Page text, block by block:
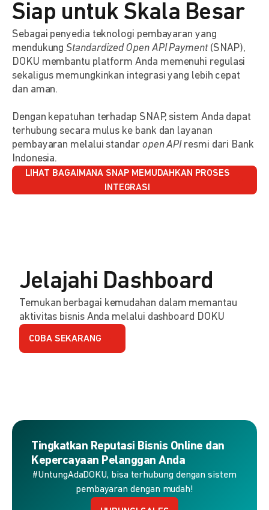
Siap untuk Skala Besar
Sebagai penyedia teknologi pembayaran yang
mendukungStandardized Open API Payment(SNAP),
DOKU membantu platform Anda memenuhi regulasi
sekaligus memungkinkan integrasi yang lebih cepat
dan aman.
Dengan kepatuhan terhadap SNAP, sistem Anda dapat
terhubung secara mulus ke bank dan layanan
pembayaran melalui standar open APIresmi dari Bank
Indonesia.
LIHAT BAGAIMANA SNAP MEMUDAHKAN PROSES
INTEGRASI
Jelajahi Dashboard
Temukan berbagai kemudahan dalam memantau
aktivitas bisnis Anda melalui dashboard DOKU
COBA SEKARANG
Tingkatkan Reputasi Bisnis Online dan
Kepercayaan Pelanggan Anda
#UntungAdaDOKU, bisa terhubung dengan sistem
pembayaran dengan mudah!